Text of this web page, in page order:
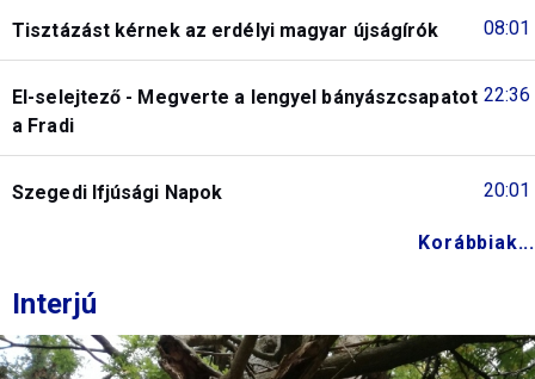
08:01
Tisztázást kérnek az erdélyi magyar újságírók
22:36
El-selejtező - Megverte a lengyel bányászcsapatot
a Fradi
20:01
Szegedi Ifjúsági Napok
Korábbiak...
Interjú